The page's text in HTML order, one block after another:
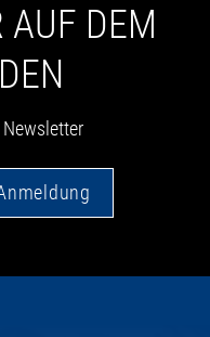
AUF DEM